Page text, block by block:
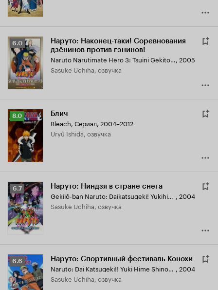
Рейтинг
Кинопоиска
6.0
6.0
Наруто: Наконец-таки! Соревнования
дзёнинов против гэнинов!
Naruto Narutimate Hero 3: Tsuini Gekitotsu! Jounin vs. Genin!! Musabetsu Dairansen Taikai Kaisai!!, 2005
Sasuke Uchiha, озвучка
Рейтинг
Кинопоиска
8.0
8.0 Блич
Bleach, Сериал, 2004–2012
Uryû Ishida, озвучка
Рейтинг
Кинопоиска
6.7
6.7 Наруто: Ниндзя в стране снега
Gekijô-ban Naruto: Daikatsugeki! Yukihime ninpôchô dattebayo!! , 2004
Sasuke Uchiha, озвучка
Рейтинг
Кинопоиска
6.6
6.6 Наруто: Спортивный фестиваль Конохи
Naruto: Dai Katsugeki!! Yuki Hime Shinobu Houjou Dattebayo! - Konoha no Sato no Dai Undoukai , 2004
Sasuke Uchiha, озвучка